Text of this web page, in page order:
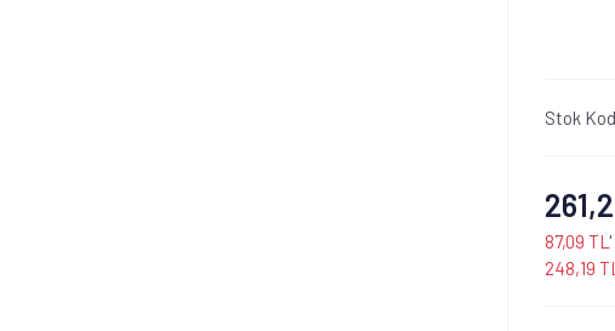
Stok
87,09 TL
248,19 TL